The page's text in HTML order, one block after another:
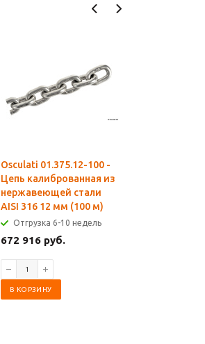
Osculati 01.375.12-100 -
Цепь калиброванная из
нержавеющей стали
AISI 316 12 мм (100 м)
Отгрузка 6-10 недель
672 916 руб.
В КОРЗИНУ